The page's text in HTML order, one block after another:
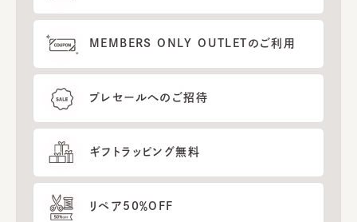
MEMBERS ONLY OUTLETのご利用
プレセールへのご招待
ギフトラッピング無料
リペア50％OFF